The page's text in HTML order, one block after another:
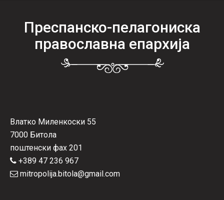
Преспанско-пелагониска
православна епархија
Влатко Миленкоски 55
7000 Битола
поштенски фах 201
+389 47 236 967
mitropolija.bitola@gmail.com